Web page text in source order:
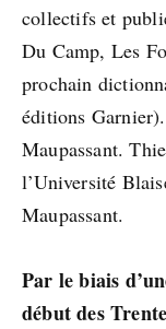
collectifs et
Du Camp, Les
prochain
éditions
Maupassant.
l’Université
Maupassant.
Par le biais
début des